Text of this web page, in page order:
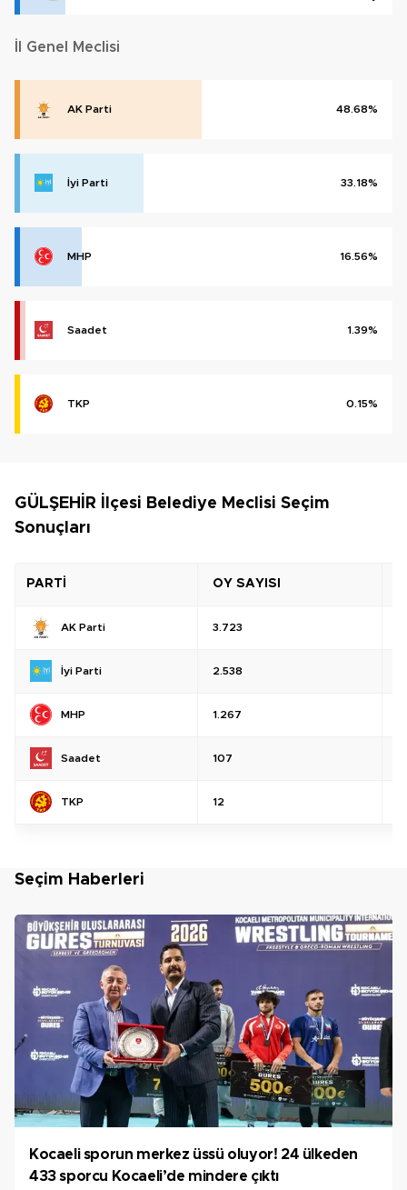
İl Genel Meclisi
AK Parti 48.68%
İyi Parti 33.18%
MHP 16.56%
Saadet 1.39%
TKP 0.15%
GÜLŞEHİR İlçesi Belediye Meclisi Seçim
Sonuçları
PARTİ OY SAYISI
AK Parti 3.723
İyi Parti 2.538
MHP 1.267
Saadet 107
TKP 12
Seçim Haberleri
Kocaeli sporun merkez üssü oluyor! 24 ülkeden
433 sporcu Kocaeli’de mindere çıktı